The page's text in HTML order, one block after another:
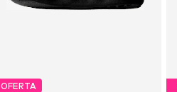
OFERTA